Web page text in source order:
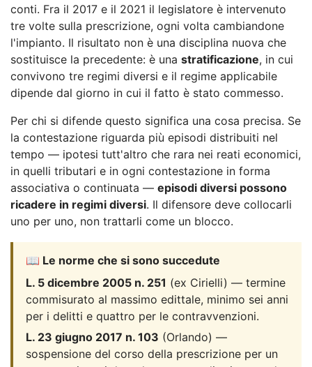
conti. Fra il 2017 e il 2021 il legislatore è intervenuto
tre volte sulla prescrizione, ogni volta cambiandone
l'impianto. Il risultato non è una disciplina nuova che
sostituisce la precedente: è una stratificazione, in cui
convivono tre regimi diversi e il regime applicabile
dipende dal giorno in cui il fatto è stato commesso.
Per chi si difende questo significa una cosa precisa. Se
la contestazione riguarda più episodi distribuiti nel
tempo — ipotesi tutt'altro che rara nei reati economici,
in quelli tributari e in ogni contestazione in forma
associativa o continuata — episodi diversi possono
ricadere in regimi diversi. Il difensore deve collocarli
uno per uno, non trattarli come un blocco.
📖 Le norme che si sono succedute
L. 5 dicembre 2005 n. 251 (ex Cirielli) — termine
commisurato al massimo edittale, minimo sei anni
per i delitti e quattro per le contravvenzioni.
L. 23 giugno 2017 n. 103 (Orlando) —
sospensione del corso della prescrizione per un